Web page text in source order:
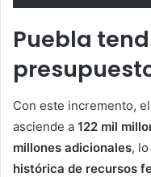
Puebla
Con este incremento,
asciende a 122 mil
millones adicionales,
histórica de recursos